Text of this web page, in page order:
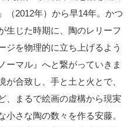
（2012年）から早14年。かつ
生じた時期に、陶のレリーフ
ジを物理的に立ち上げるよう
ーマル』へと繋がっていきま
が合致し、手と土と火とで、
、まるで絵画の虚構から現実
さな陶の数々を作る安藤。